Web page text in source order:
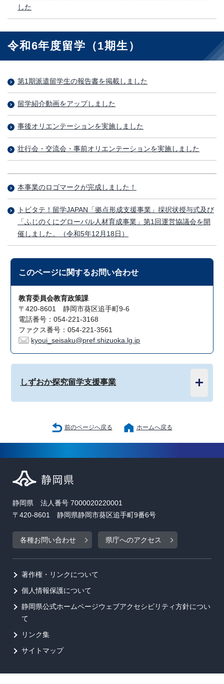
した
令和6年度留学（1期生）
第1期派遣留学生の報告書を掲載しました
留学紹介動画をアップしました
事後オリエンテーションを実施しました
壮行会・交流会・事前オリエンテーションを実施しました
本事業のロゴマークが完成しました！
トビタテ！留学JAPAN「拠点形成支援事業」採択状授与式及び
「ふじのくにグローバル人材育成事業」第1回運営協議会を開
催しました。（令和5年12月18日）
このページに関するお問い合わせ
教育委員会教育政策課
〒420-8601 静岡市葵区追手町9-6
電話番号：054-221-3168
ファクス番号：054-221-3561
kyoui_seisaku@pref.shizuoka.lg.jp
しずおか探究留学支援事業
前のページへ戻る ホームへ戻る
静岡県 法人番号 7000020220001
〒420-8601 静岡県静岡市葵区追手町9番6号
各種お問い合わせ 県庁へのアクセス
著作権・リンクについて
個人情報保護について
静岡県公式ホームページウェブアクセシビリティ方針につい
て
リンク集
サイトマップ